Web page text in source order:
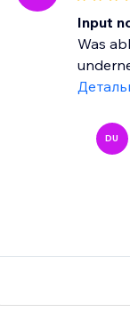
Input
Was
DU